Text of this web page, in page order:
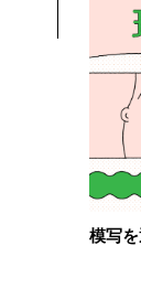
模写